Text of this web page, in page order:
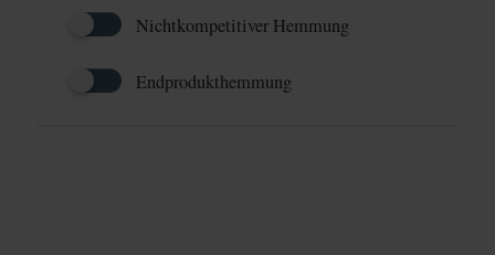
Nichtkompetitiver Hemmung
Endprodukthemmung